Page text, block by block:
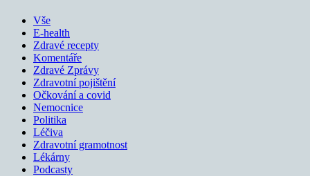
Vše
E-health
Zdravé recepty
Komentáře
Zdravé Zprávy
Zdravotní pojištění
Očkování a covid
Nemocnice
Politika
Léčiva
Zdravotní gramotnost
Lékárny
Podcasty